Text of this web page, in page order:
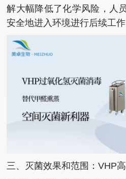
解大幅降低了化学风险，人
安全地进入环境进行后续工作
三、灭菌效果和范围：VHP